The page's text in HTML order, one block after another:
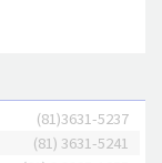
(81)3631-5237
(81) 3631-5241